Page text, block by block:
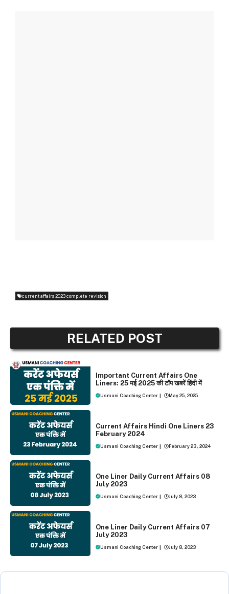
current affairs 2023 complete revision
RELATED POST
Important Current Affairs One
Liners: 25 मई 2025 की टॉप खबरें हिंदी में
Usmani Coaching Center | May 25, 2025
Current Affairs Hindi One Liners 23
February 2024
Usmani Coaching Center | February 23, 2024
One Liner Daily Current Affairs 08
July 2023
Usmani Coaching Center | July 8, 2023
One Liner Daily Current Affairs 07
July 2023
Usmani Coaching Center | July 8, 2023